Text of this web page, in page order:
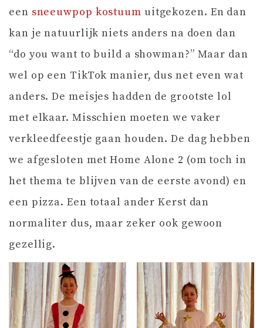
een sneeuwpop kostuum uitgekozen. En dan
kan je natuurlijk niets anders na doen dan
“do you want to build a showman?” Maar dan
wel op een TikTok manier, dus net even wat
anders. De meisjes hadden de grootste lol
met elkaar. Misschien moeten we vaker
verkleedfeestje gaan houden. De dag hebben
we afgesloten met Home Alone 2 (om toch in
het thema te blijven van de eerste avond) en
een pizza. Een totaal ander Kerst dan
normaliter dus, maar zeker ook gewoon
gezellig.